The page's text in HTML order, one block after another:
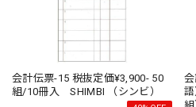
会計伝票-15 税抜定価¥3,900- 50
組/10冊入 SHIMBI （シンビ）
会計
組